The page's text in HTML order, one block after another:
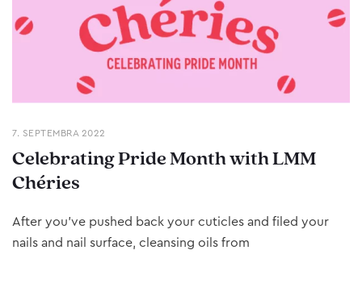
7. SEPTEMBRA 2022
Celebrating Pride Month with LMM
Chéries
After you’ve pushed back your cuticles and filed your
nails and nail surface, cleansing oils from